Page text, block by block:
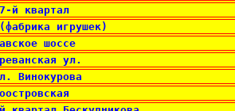
й квартал
игрушек)
шоссе
ул.
Винокурова